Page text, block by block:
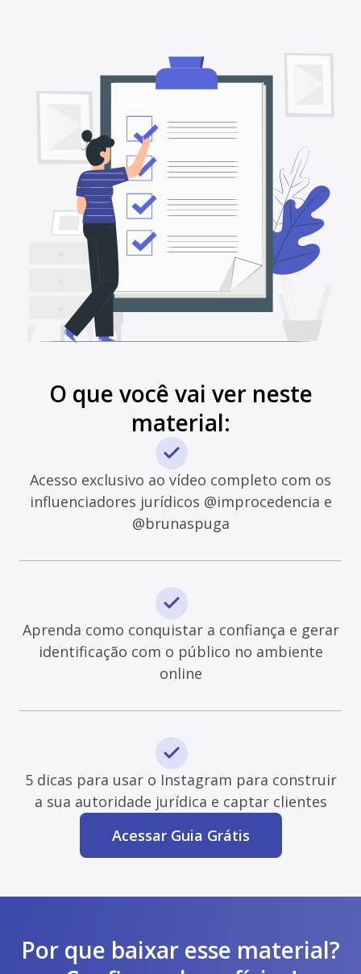
O que você vai ver neste
material:
Acesso exclusivo ao vídeo completo com os
influenciadores jurídicos @improcedencia e
@brunaspuga
Aprenda como conquistar a confiança e gerar
identificação com o público no ambiente
online
5 dicas para usar o Instagram para construir
a sua autoridade jurídica e captar clientes
Acessar Guia Grátis
Por que baixar esse material?